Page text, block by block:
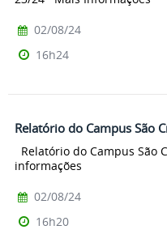
02/08/24
16h24
Relatório do Campus São
Relatório do Campus São
informações
02/08/24
16h20